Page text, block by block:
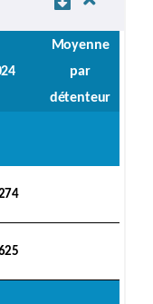
Moyenne
par
détenteur